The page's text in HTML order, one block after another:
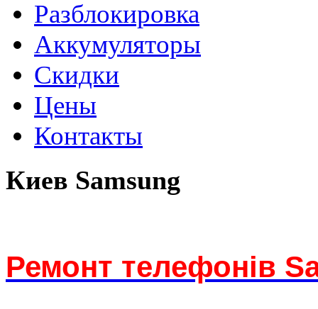
Разблокировка
Аккумуляторы
Скидки
Цены
Контакты
Киев Samsung
Ремонт телефонів